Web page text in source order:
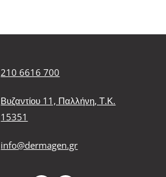
210 6616 700
Βυζαντίου 11, Παλλήνη, Τ.Κ.
15351
info@dermagen.gr